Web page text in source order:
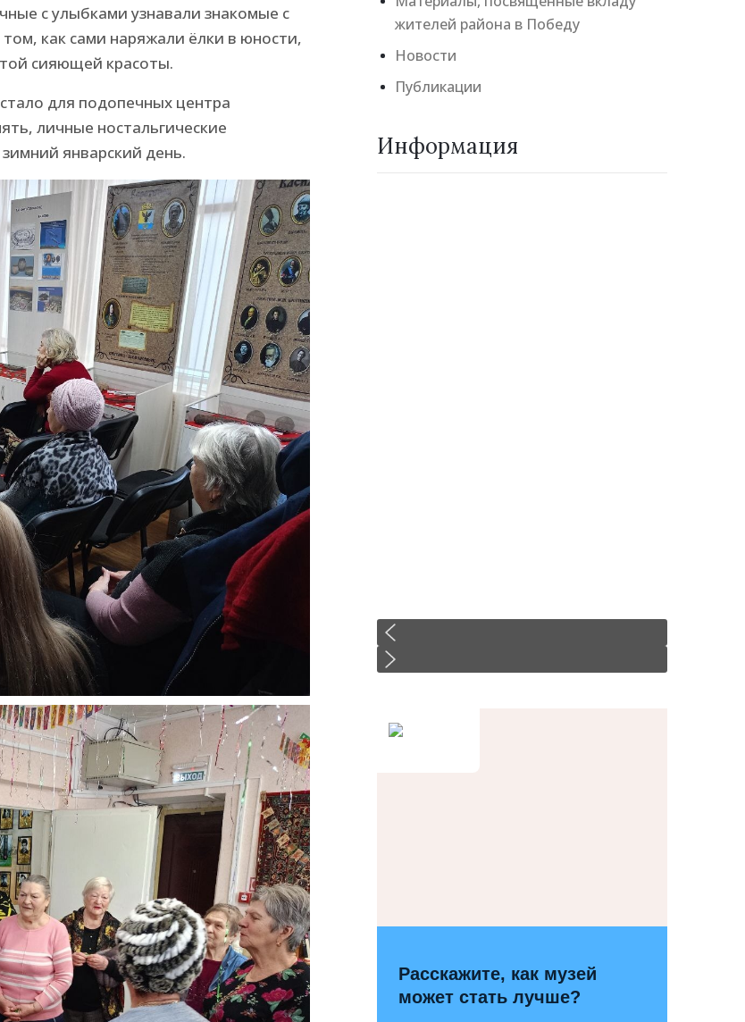
с улыбками узнавали знакомые с
как сами наряжали ёлки в юности,
сияющей красоты.
для подопечных центра
личные ностальгические
январский день.
жителей района в Победу
Новости
Публикации
Информация
Расскажите, как музей
может стать лучше?